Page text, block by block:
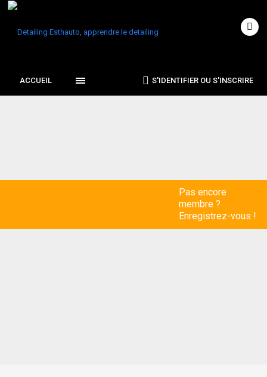
ACCUEIL S'IDENTIFIER OU S'INSCRIRE
Pas encore
membre ?
Enregistrez-vous !